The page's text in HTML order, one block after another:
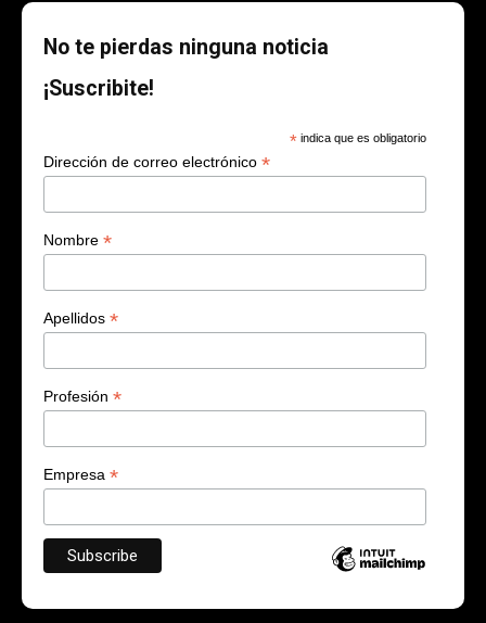
No te pierdas ninguna noticia
¡Suscribite!
* indica que es obligatorio
Dirección de correo electrónico *
Nombre *
Apellidos *
Profesión *
Empresa *